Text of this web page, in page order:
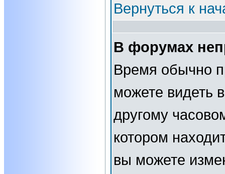
Вернуться к
В форумах
Время обычно
можете видеть
другому
котором
вы можете